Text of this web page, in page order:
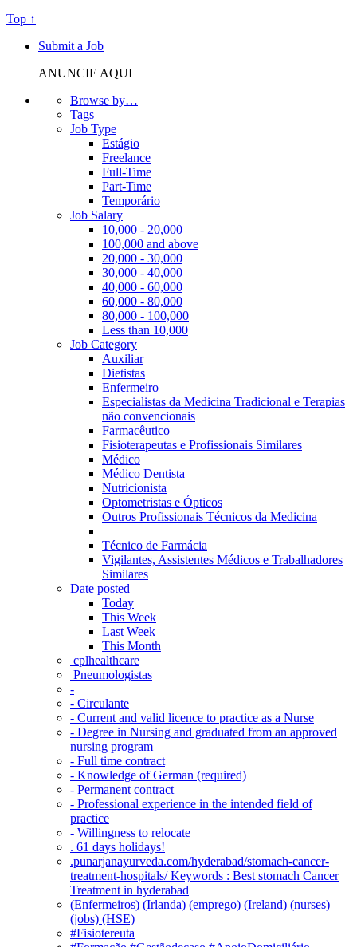
Top ↑
Submit a Job
ANUNCIE AQUI
Browse by…
Tags
Job Type
Estágio
Freelance
Full-Time
Part-Time
Temporário
Job Salary
10,000 - 20,000
100,000 and above
20,000 - 30,000
30,000 - 40,000
40,000 - 60,000
60,000 - 80,000
80,000 - 100,000
Less than 10,000
Job Category
Auxiliar
Dietistas
Enfermeiro
Especialistas da Medicina Tradicional e Terapias
não convencionais
Farmacêutico
Fisioterapeutas e Profissionais Similares
Médico
Médico Dentista
Nutricionista
Optometristas e Ópticos
Outros Profissionais Técnicos da Medicina
Técnico de Farmácia
Vigilantes, Assistentes Médicos e Trabalhadores
Similares
Date posted
Today
This Week
Last Week
This Month
‎ cplhealthcare‬
Pneumologistas
-
- Circulante
- Current and valid licence to practice as a Nurse
- Degree in Nursing and graduated from an approved
nursing program
- Full time contract
- Knowledge of German (required)
- Permanent contract
- Professional experience in the intended field of
practice
- Willingness to relocate
. 61 days holidays!
.punarjanayurveda.com/hyderabad/stomach-cancer-
treatment-hospitals/ Keywords : Best stomach Cancer
Treatment in hyderabad
(Enfermeiros) (Irlanda) (emprego) (Ireland) (nurses)
(jobs) (HSE)
#Fisiotereuta